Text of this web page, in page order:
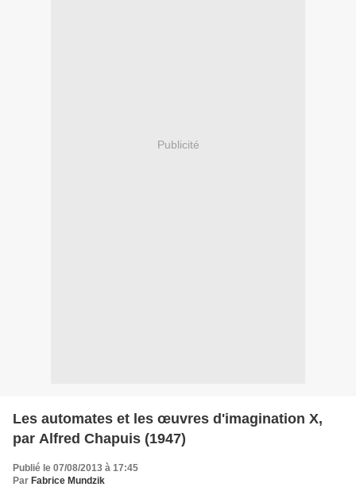
Publicité
Les automates et les œuvres d'imagination X,
par Alfred Chapuis (1947)
Publié le 07/08/2013 à 17:45
Par Fabrice Mundzik